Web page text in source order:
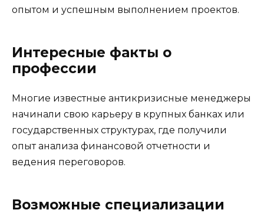
опытом и успешным выполнением проектов.
Интересные факты о
профессии
Многие известные антикризисные менеджеры
начинали свою карьеру в крупных банках или
государственных структурах, где получили
опыт анализа финансовой отчетности и
ведения переговоров.
Возможные специализации